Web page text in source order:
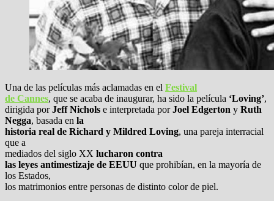
Una de las películas más aclamadas en el Festival
de Cannes, que se acaba de inaugurar, ha sido la película ‘Loving’,
dirigida porJeff Nichols e interpretada porJoel Edgerton y Ruth
Negga, basada en la
historia real de Richard y Mildred Loving, una pareja interracial
que a
mediados del siglo XX lucharon contra
las leyes antimestizaje de EEUU que prohibían, en la mayoría de
los Estados,
los matrimonios entre personas de distinto color de piel.